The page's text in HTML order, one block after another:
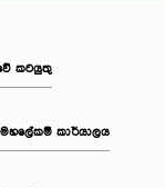
කටයුතු
කාර්යාලය